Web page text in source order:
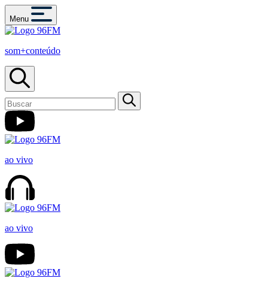
Menu
som+conteúdo
ao vivo
ao vivo